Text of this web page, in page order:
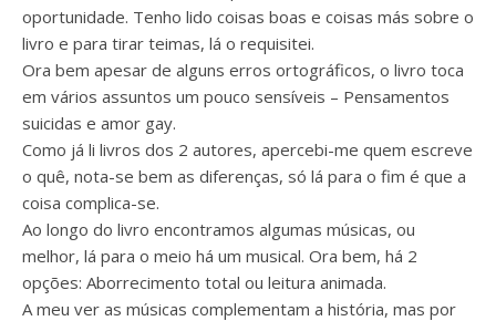
oportunidade. Tenho lido coisas boas e coisas más sobre o
livro e para tirar teimas, lá o requisitei.
Ora bem apesar de alguns erros ortográficos, o livro toca
em vários assuntos um pouco sensíveis – Pensamentos
suicidas e amor gay.
Como já li livros dos 2 autores, apercebi-me quem escreve
o quê, nota-se bem as diferenças, só lá para o fim é que a
coisa complica-se.
Ao longo do livro encontramos algumas músicas, ou
melhor, lá para o meio há um musical. Ora bem, há 2
opções: Aborrecimento total ou leitura animada.
A meu ver as músicas complementam a história, mas por